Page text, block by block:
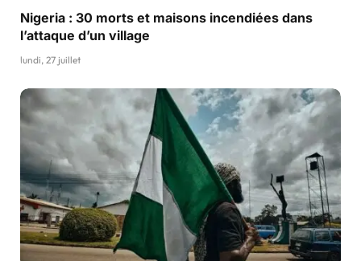
Nigeria : 30 morts et maisons incendiées dans
l’attaque d’un village
lundi, 27 juillet